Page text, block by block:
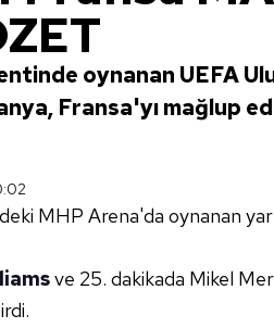
oynanan UEFA
Fransa'yı mağlup
MHP Arena'da oynanan
ve 25. dakikada Mikel